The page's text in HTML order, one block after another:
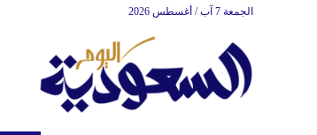
الجمعة 7 آب / أغسطس 2026